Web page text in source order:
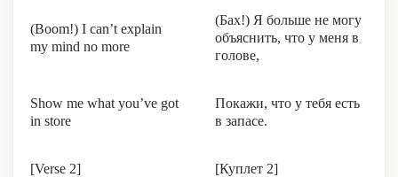
(Boom!) I can’t explain
my mind no more
(Бах!) Я больше не могу
объяснить, что у меня в
голове,
Show me what you’ve got
in store
Покажи, что у тебя есть
в запасе.
[Verse 2] [Куплет 2]